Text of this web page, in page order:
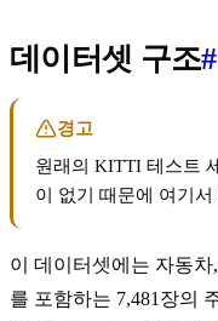
데이터셋 구조#
경고
원래의 KITTI 테스트
이 없기 때문에 여기
이 데이터셋에는 자동
를 포함하는 7,481장의